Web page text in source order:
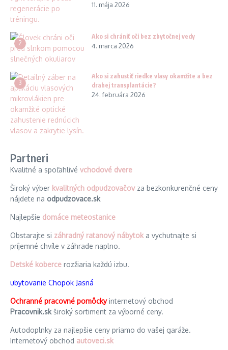
11. mája 2026
2
Ako si chrániť oči bez zbytočnej vedy
4. marca 2026
3
Ako si zahustiť riedke vlasy okamžite a bez
drahej transplantácie?
24. februára 2026
Partneri
Kvalitné a spoľahlivé vchodové dvere
Široký výber kvalitných odpudzovačovza bezkonkurenčné ceny
nájdete na odpudzovace.sk
Najlepšie domáce meteostanice
Obstarajte si záhradný ratanový nábytok a vychutnajte si
príjemné chvíle v záhrade naplno.
Detské koberce rozžiaria každú izbu.
ubytovanie Chopok Jasná
Ochranné pracovné pomôckyinternetový obchod
Pracovnik.skširoký sortiment za výborné ceny.
Autodoplnky za najlepšie ceny priamo do vašej garáže.
Internetový obchod autoveci.sk